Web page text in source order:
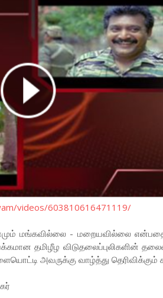
videos/603810616471119/
மங்கவில்லை - மறையவில்லை
தமிழீழ விடுதலைப்புலிகளின்
அவருக்கு வாழ்த்து தெரிவிக்கும்